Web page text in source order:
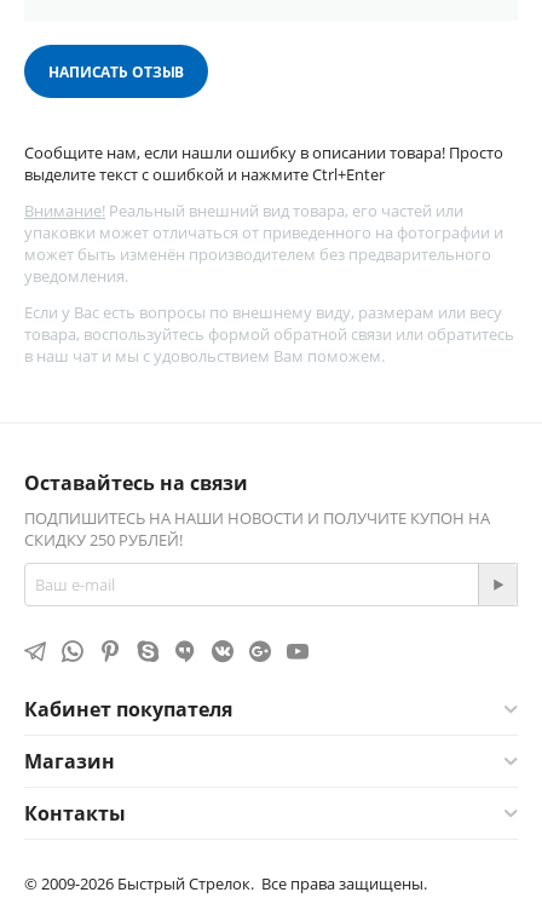
НАПИСАТЬ ОТЗЫВ
Сообщите нам, если нашли ошибку в описании товара! Просто
выделите текст с ошибкой и нажмите Ctrl+Enter
Внимание! Реальный внешний вид товара, его частей или
упаковки может отличаться от приведенного на фотографии и
может быть изменён производителем без предварительного
уведомления.
Если у Вас есть вопросы по внешнему виду, размерам или весу
товара, воспользуйтесь формой обратной связи или обратитесь
в наш чат и мы с удовольствием Вам поможем.
Оставайтесь на связи
ПОДПИШИТЕСЬ НА НАШИ НОВОСТИ И ПОЛУЧИТЕ КУПОН НА
СКИДКУ 250 РУБЛЕЙ!
Кабинет покупателя
Магазин
Контакты
© 2009-2026 Быстрый Стрелок. Все права защищены.